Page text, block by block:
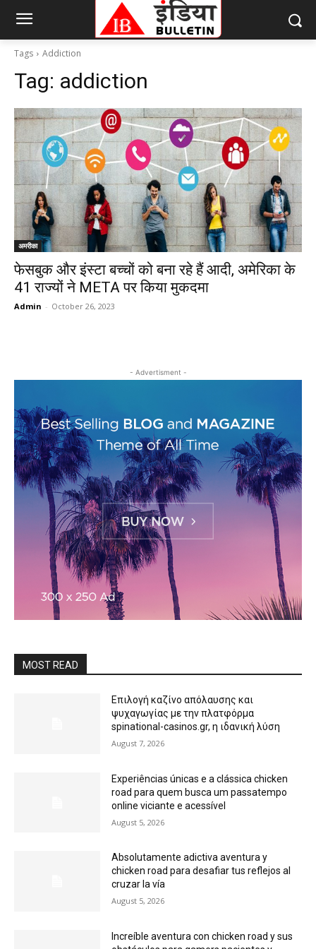
Tags Addiction
Tag: addiction
अमरीका
फेसबुक और इंस्टा बच्चों को बना रहे हैं आदी, अमेरिका के
41 राज्यों ने META पर किया मुकदमा
Admin - October 26, 2023
- Advertisment -
MOST READ
Επιλογή καζίνο απόλαυσης και
ψυχαγωγίας με την πλατφόρμα
spinational-casinos.gr, η ιδανική λύση
August 7, 2026
Experiências únicas e a clássica chicken
road para quem busca um passatempo
online viciante e acessível
August 5, 2026
Absolutamente adictiva aventura y
chicken road para desafiar tus reflejos al
cruzar la vía
August 5, 2026
Increíble aventura con chicken road y sus